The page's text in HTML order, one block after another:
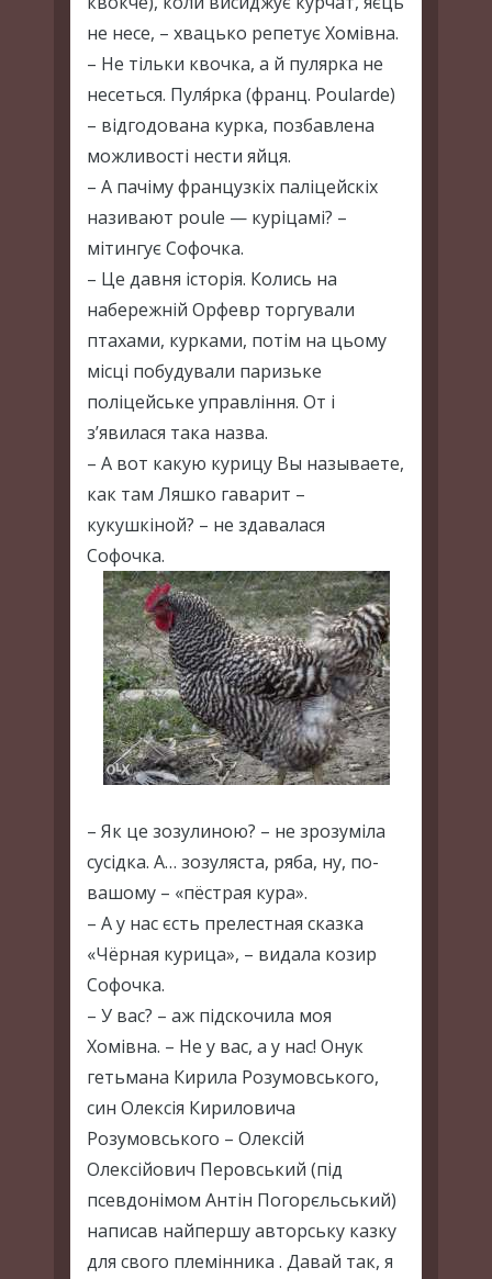
не несе, – хвацько репетує Хомівна.
– Не тільки квочка, а й пулярка не
несеться. Пуля́рка (франц. Poularde)
– відгодована курка, позбавлена
можливості нести яйця.
– А пачіму французкіх паліцейскіх
називают poule — куріцамі? –
мітингує Софочка.
– Це давня історія. Колись на
набережній Орфевр торгували
птахами, курками, потім на цьому
місці побудували паризьке
поліцейське управління. От і
з’явилася така назва.
– А вот какую курицу Вы называете,
как там Ляшко гаварит –
кукушкіной? – не здавалася
Софочка.
– Як це зозулиною? – не зрозуміла
сусідка. А… зозуляста, ряба, ну, по-
вашому – «пёстрая кура».
– А у нас єсть прелестная сказка
«Чёрная курица», – видала козир
Софочка.
– У вас? – аж підскочила моя
Хомівна. – Не у вас, а у нас! Онук
гетьмана Кирила Розумовського,
син Олексія Кириловича
Розумовського – Олексій
Олексійович Перовський (під
псевдонімом Антін Погорєльський)
написав найпершу авторську казку
для свого племінника . Давай так, я